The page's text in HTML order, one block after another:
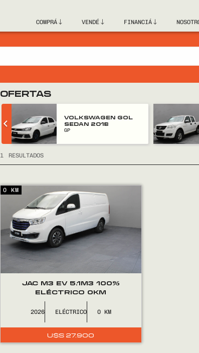
COMPRÁ VENDÉ FINANCIÁ
OFERTAS
VOLKSWAGEN GOL
SEDAN 2018
GP
1 RESULTADOS
JAC M3 EV 5.1M3 100%
ELÉCTRICO 0KM
2026 ELÉCTRICO 0
U$S27.900
0 KM